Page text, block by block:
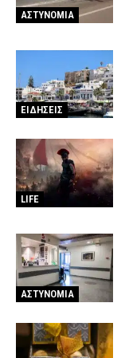
ΑΣΤΥΝΟΜΙΑ
ΕΙΔΗΣΕΙΣ
LIFE
ΑΣΤΥΝΟΜΙΑ